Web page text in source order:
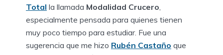
Total la llamada Modalidad Crucero,
especialmente pensada para quienes tienen
muy poco tiempo para estudiar. Fue una
sugerencia que me hizo Rubén Castaño que